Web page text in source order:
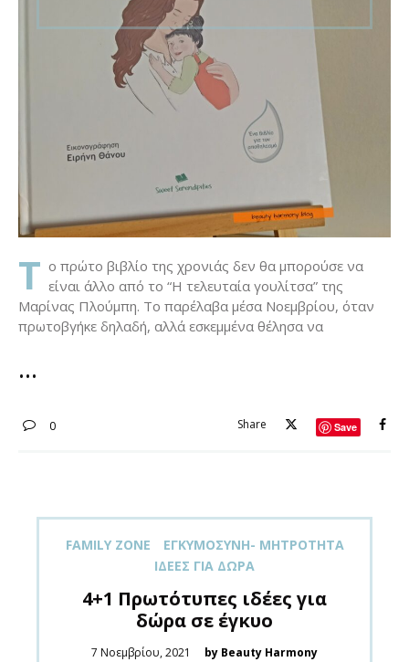
Τ ο πρώτο βιβλίο της χρονιάς δεν θα μπορούσε να
είναι άλλο από το “Η τελευταία γουλίτσα” της
Μαρίνας Πλούμπη. Το παρέλαβα μέσα Νοεμβρίου, όταν
πρωτοβγήκε δηλαδή, αλλά εσκεμμένα θέλησα να
0 Share Save
FAMILY ZONE
ΕΓΚΥΜΟΣΎΝΗ- ΜΗΤΡΌΤΗΤΑ
ΙΔΈΕΣ ΓΙΑ ΔΏΡΑ
4+1 Πρωτότυπες ιδέες για
δώρα σε έγκυο
Posted
7 Νοεμβρίου, 2021 by Beauty Harmony